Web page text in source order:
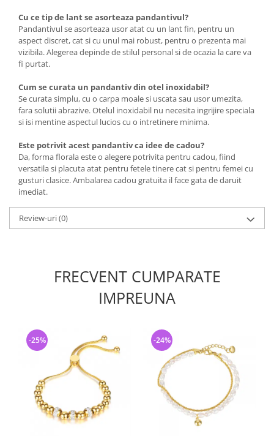
Cu ce tip de lant se asorteaza pandantivul?
Pandantivul se asorteaza usor atat cu un lant fin, pentru un
aspect discret, cat si cu unul mai robust, pentru o prezenta mai
vizibila. Alegerea depinde de stilul personal si de ocazia la care va
fi purtat.
Cum se curata un pandantiv din otel inoxidabil?
Se curata simplu, cu o carpa moale si uscata sau usor umezita,
fara solutii abrazive. Otelul inoxidabil nu necesita ingrijire speciala
si isi mentine aspectul lucios cu o intretinere minima.
Este potrivit acest pandantiv ca idee de cadou?
Da, forma florala este o alegere potrivita pentru cadou, fiind
versatila si placuta atat pentru fetele tinere cat si pentru femei cu
gusturi clasice. Ambalarea cadou gratuita il face gata de daruit
imediat.
Review-uri(0)
FRECVENT CUMPARATE
IMPREUNA
-25% -24%